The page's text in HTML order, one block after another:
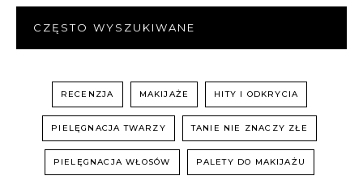
CZĘSTO WYSZUKIWANE
RECENZJA MAKIJAŻE HITY I ODKRYCIA
PIELĘGNACJA TWARZY TANIE NIE ZNACZY ZŁE
PIELĘGNACJA WŁOSÓW PALETY DO MAKIJAŻU